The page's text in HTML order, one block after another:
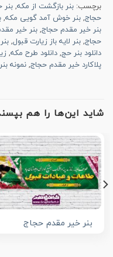
برچسب: بنر بازگشت از مکه,
حجاج, بنر خوش آمد گویی مکه,
بنر خیر مقدم حجاج, بنر خیر
حجاج, بنر لایه باز زیارت قبول,
دانلود بنر حج, دانلود طرح مکه,
پلاکارد خیر مقدم حجاج, نمونه
شاید این‌ها را هم
بنر خیر مقدم حجاج